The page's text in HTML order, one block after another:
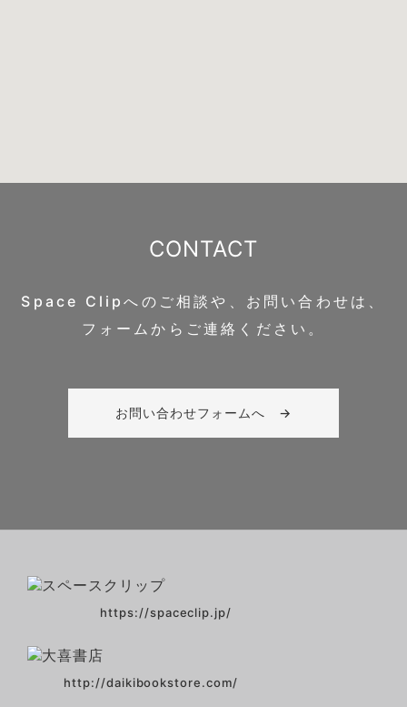
CONTACT
Space Clipへのご相談や、お問い合わせは、
フォームからご連絡ください。
お問い合わせフォームへ →
https://spaceclip.jp/
http://daikibookstore.com/